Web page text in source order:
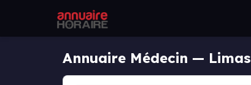
Annuaire Médecin — Limas